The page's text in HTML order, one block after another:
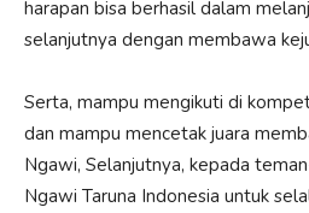
harapan bisa berhasil dalam
selanjutnya dengan membawa
Serta, mampu mengikuti di
dan mampu mencetak juara
Ngawi, Selanjutnya, kepada
Ngawi Taruna Indonesia untuk